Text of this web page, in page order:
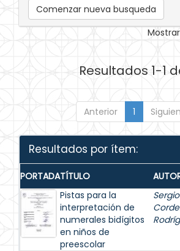
Comenzar nueva busqueda
Resultados 1-1
Anterior 1
Resultados por ítem:
PORTADATÍTULO
Pistas para la
interpretación de
numerales bidígitos
en niños de
preescolar